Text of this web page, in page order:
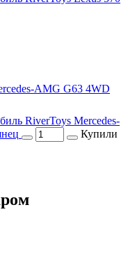
AMG G63 4WD
RiverToys Mercedes-
Купили